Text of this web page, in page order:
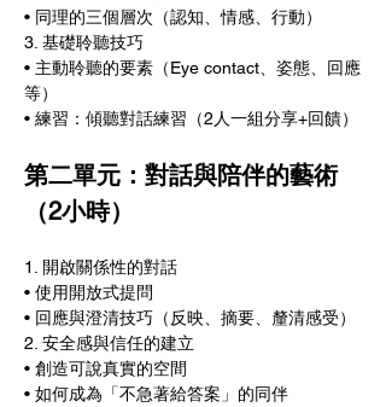
• 同理的三個層次（認知、情感、行動）
3. 基礎聆聽技巧
• 主動聆聽的要素（Eye contact、姿態、回應
等）
• 練習：傾聽對話練習（2人一組分享+回饋）
第二單元：對話與陪伴的藝術
（2小時）
1. 開啟關係性的對話
• 使用開放式提問
• 回應與澄清技巧（反映、摘要、釐清感受）
2. 安全感與信任的建立
• 創造可說真實的空間
• 如何成為「不急著給答案」的同伴